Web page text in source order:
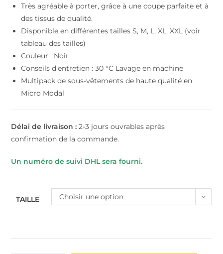
Très agréable à porter, grâce à une coupe parfaite et à
des tissus de qualité.
Disponible en différentes tailles S, M, L, XL, XXL (voir
tableau des tailles)
Couleur : Noir
Conseils d'entretien : 30 °C Lavage en machine
Multipack de sous-vêtements de haute qualité en
Micro Modal
Délai de livraison : 2-3 jours ouvrables après
confirmation de la commande.
Un numéro de suivi DHL sera fourni.
TAILLE Choisir une option